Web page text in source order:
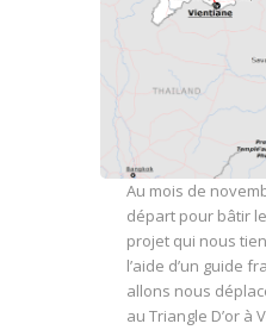
Au mois de
départ pour bâtir
projet qui nous
l’aide d’un guide
allons nous
au Triangle D’or à